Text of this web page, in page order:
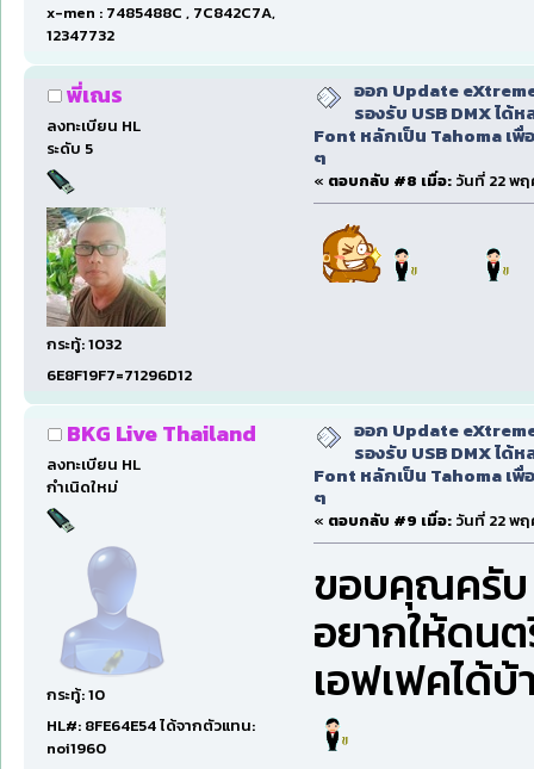
x-men : 7485488C , 7C842C7A,
12347732
พี่เณร
ลงทะเบียน HL
ระดับ 5
กระทู้: 1032
6E8F19F7=71296D12
ออก Update
รองรับ USB DMX ได้
Font หลักเป็น Tahoma เพื่
ๆ
« ตอบกลับ #8 เมื่อ: วันที่ 22 พฤ
BKG Live Thailand
ลงทะเบียน HL
กำเนิดใหม่
กระทู้: 10
HL#: 8FE64E54 ได้จากตัวแทน:
noi1960
ออก Update
รองรับ USB DMX ได้
Font หลักเป็น Tahoma เพื่
ๆ
« ตอบกลับ #9 เมื่อ: วันที่ 22 พฤ
ขอบคุณครับ
อยากให้ดน
เอฟเฟคได้